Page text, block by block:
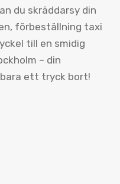
du skräddarsy din
förbeställning taxi
till en smidig
– din
ett tryck bort!